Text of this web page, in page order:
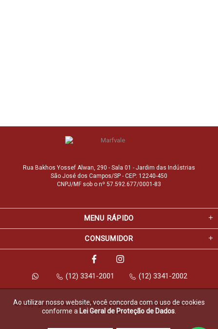
Rua Bakhos Yossef Alwan, 290 - Sala 01 - Jardim das Indústrias
São José dos Campos/SP - CEP: 12240-450
CNPJ/MF sob o nº 57.592.677/0001-83
MENU RÁPIDO
CONSUMIDOR
(12) 3341-2001 (12) 3341-2002
© Copyright 2026 Marfvale Móveis para Escritório. Todos os direitos
reservados.
Ao utilizar nosso website, você concorda com o uso de cookies
conforme a Lei Geral de Proteção de Dados